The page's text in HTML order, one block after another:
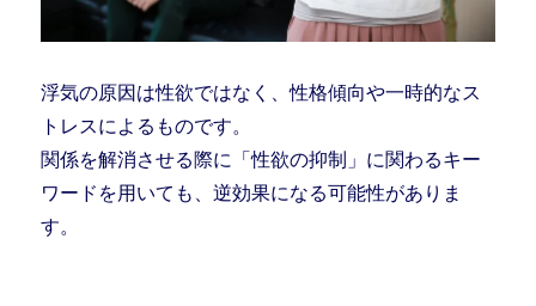
浮気の原因は性欲ではなく、性格傾向や一時的なス
トレスによるものです。
関係を解消させる際に「性欲の抑制」に関わるキー
ワードを用いても、逆効果になる可能性がありま
す。